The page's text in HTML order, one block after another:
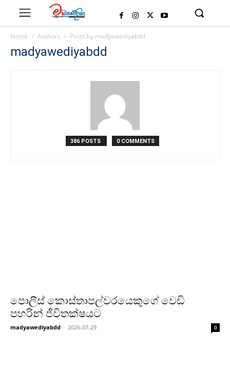
Home Authors Posts by madyawediyabdd
madyawediyabdd
386 POSTS 0 COMMENTS
පොලීස් කොස්තාපල්වරයෙකුගේ වෙඩි
පහරින් ජීවිතක්ෂයට
madyawediyabdd - 2026-07-29 0